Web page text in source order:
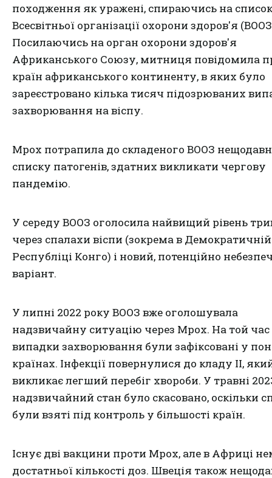
походження як уражені, спираючись на список
Всесвітньої організації охорони здоров'я
Посилаючись на орган охорони здоров'я
Африканського Союзу, митниця повідомила
країн африканського континенту, в яких було
зареєстровано кілька тисяч підозрюваних
захворювання на віспу.
Mpox потрапила до складеного ВООЗ
списку патогенів, здатних викликати чергову
пандемію.
У середу ВООЗ оголосила найвищий рівень
через спалахи віспи (зокрема в Демократичній
Республіці Конго) і новий, потенційно
варіант.
У липні 2022 року ВООЗ вже оголошувала
надзвичайну ситуацію через Mpox. На той час
випадки захворювання були зафіксовані у
країнах. Інфекції повернулися до кладу II,
викликає легший перебіг хвороби. У травні
надзвичайний стан було скасовано, оскільки
були взяті під контроль у більшості країн.
Існує дві вакцини проти Mpox, але в Африці
достатньої кількості доз. Швеція також